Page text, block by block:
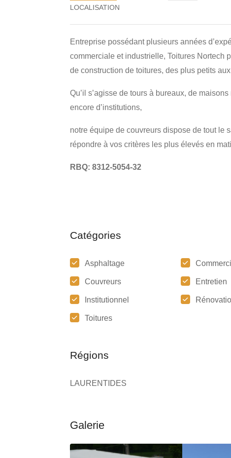
Entreprise possédant plusieurs années
commerciale et industrielle, Toitures Nortech
de construction de toitures, des plus petits
Qu’il s’agisse de tours à bureaux, de
encore d’institutions,
notre équipe de couvreurs dispose de tout le
répondre à vos critères les plus élevés en
RBQ: 8312-5054-32
Catégories
Asphaltage
Couvreurs Entretien
Institutionnel
Toitures
Régions
LAURENTIDES